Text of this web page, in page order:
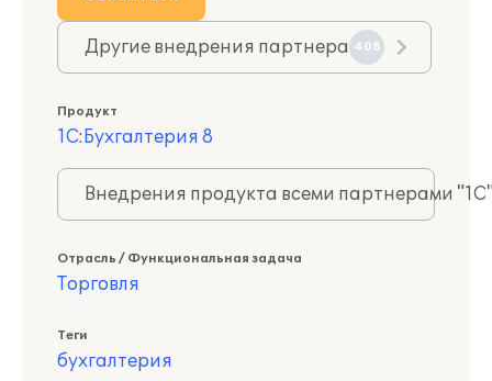
Другие внедрения партнера 408
Продукт
1С:Бухгалтерия 8
Внедрения продукта всеми партнерами
Отрасль / Функциональная задача
Торговля
Теги
бухгалтерия